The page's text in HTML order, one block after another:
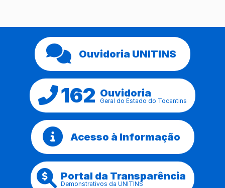
Ouvidoria UNITINS
162 Ouvidoria
Geral do Estado do Tocantins
Acesso à Informação
Portal da Transparência
Demonstrativos da UNITINS